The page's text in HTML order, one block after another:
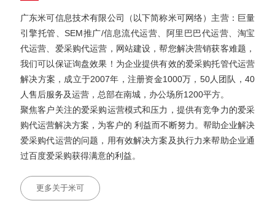
广东米可信息技术有限公司（以下简称米可网络）主营：巨量
引擎托管、SEM推广/信息流代运营、阿里巴巴代运营、淘宝
代运营、爱采购代运营，网站建设，帮您解决营销获客难题，
我们可以保证询盘效果！为企业提供有效的爱采购托管代运营
解决方案，成立于2007年，注册资金1000万，50人团队，40
人售后服务及运营，总部在南城，办公场所1200平方。
聚焦客户关注的爱采购运营模式和压力，提供有竞争力的爱采
购代运营解决方案，为客户的 利益而不断努力。帮助企业解决
爱采购代运营的问题，用有效解决方案及执行力来帮助企业通
过百度爱采购获得满意的利益。
更多关于米可